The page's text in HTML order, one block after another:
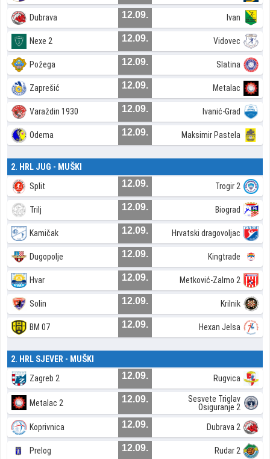
Dubrava 12.09. Ivan
Nexe 2 12.09. Vidovec
Požega 12.09. Slatina
Zaprešić 12.09. Metalac
Varaždin 1930 12.09. Ivanić-Grad
Odema 12.09. Maksimir Pastela
2. HRL JUG - MUŠKI
Split 12.09. Trogir 2
Trilj 12.09. Biograd
Kamičak 12.09. Hrvatski dragovoljac
Dugopolje 12.09. Kingtrade
Hvar 12.09. Metković-Zalmo 2
Solin 12.09. Krilnik
BM 07 12.09. Hexan Jelsa
2. HRL SJEVER - MUŠKI
Zagreb 2 12.09. Rugvica
Metalac 2 12.09.
Sesvete Triglav
Osiguranje 2
Koprivnica 12.09. Dubrava 2
Prelog 12.09. Rudar 2